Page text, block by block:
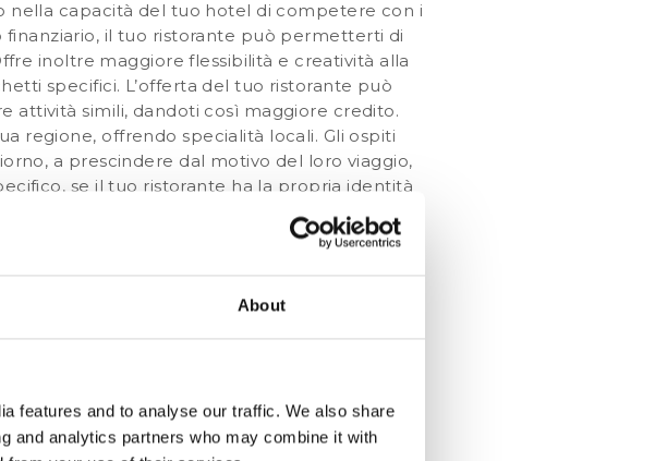
About
features and to analyse our traffic. We also share
and analytics partners who may combine it with
nella capacità del tuo hotel di competere con i
finanziario, il tuo ristorante può permetterti di
inoltre maggiore flessibilità e creatività alla
specifici. L’offerta del tuo ristorante può
attività simili, dandoti così maggiore credito.
regione, offrendo specialità locali. Gli ospiti
a prescindere dal motivo del loro viaggio,
se il tuo ristorante ha la propria identità
ad esempio creando un account Google My
recensioni degli ospiti sono fondamentali per la
entrate aggiuntive. Offrendo una selezione
soddisfare gli ospiti che soggiornano nel